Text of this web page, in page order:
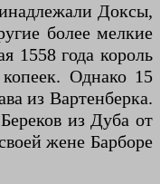
Доксы,
более мелкие
1558 года король
Однако 15
из Вартенберка.
из Дуба от
жене Барборе